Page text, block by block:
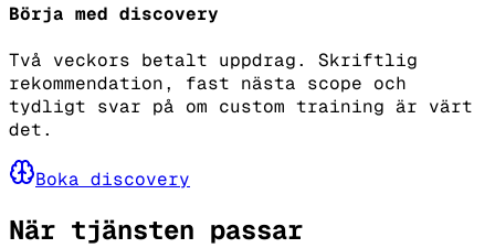
Börja med discovery
Två veckors betalt uppdrag. Skriftlig
rekommendation, fast nästa scope och
tydligt svar på om custom training är värt
det.
Boka discovery
När tjänsten passar